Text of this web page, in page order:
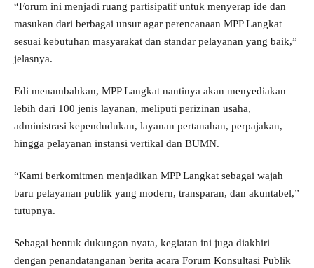
“Forum ini menjadi ruang partisipatif untuk menyerap ide dan
masukan dari berbagai unsur agar perencanaan MPP Langkat
sesuai kebutuhan masyarakat dan standar pelayanan yang baik,”
jelasnya.
Edi menambahkan, MPP Langkat nantinya akan menyediakan
lebih dari 100 jenis layanan, meliputi perizinan usaha,
administrasi kependudukan, layanan pertanahan, perpajakan,
hingga pelayanan instansi vertikal dan BUMN.
“Kami berkomitmen menjadikan MPP Langkat sebagai wajah
baru pelayanan publik yang modern, transparan, dan akuntabel,”
tutupnya.
Sebagai bentuk dukungan nyata, kegiatan ini juga diakhiri
dengan penandatanganan berita acara Forum Konsultasi Publik